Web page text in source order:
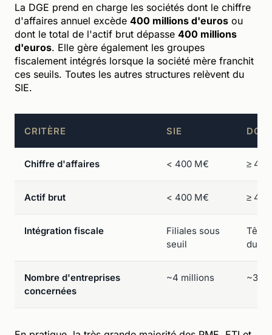
La DGE prend en charge les sociétés dont le chiffre
d'affaires annuel excède 400 millions d'euros ou
dont le total de l'actif brut dépasse 400 millions
d'euros. Elle gère également les groupes
fiscalement intégrés lorsque la société mère franchit
ces seuils. Toutes les autres structures relèvent du
SIE.
CRITÈRE SIE DGE
Chiffre d'affaires < 400 M€ ≥
Actif brut < 400 M€ ≥
Intégration fiscale
Filiales sous
seuil
Tête
du
Nombre d'entreprises
concernées
~4 millions ~35